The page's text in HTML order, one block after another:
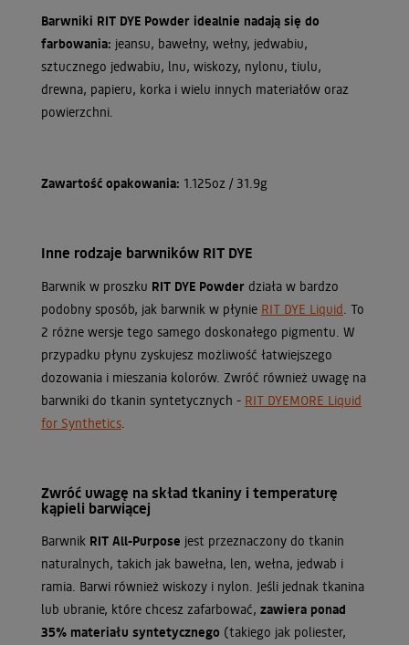
Barwniki RIT DYE Powder idealnie nadają się do
farbowania: jeansu, bawełny, wełny, jedwabiu,
sztucznego jedwabiu, lnu, wiskozy, nylonu, tiulu,
drewna, papieru, korka i wielu innych materiałów oraz
powierzchni.
Zawartość opakowania: 1.125oz / 31.9g
Inne rodzaje barwników RIT DYE
Barwnik w proszku RIT DYE Powder działa w bardzo
podobny sposób, jak barwnik w płynie RIT DYE Liquid . To
2 różne wersje tego samego doskonałego pigmentu. W
przypadku płynu zyskujesz możliwość łatwiejszego
dozowania i mieszania kolorów. Zwróć również uwagę na
barwniki do tkanin syntetycznych - RIT DYEMORE Liquid
for Synthetics
Zwróć uwagę na skład tkaniny i temperaturę
kąpieli barwiącej
Barwnik RIT All-Purpose jest przeznaczony do tkanin
naturalnych, takich jak bawełna, len, wełna, jedwab i
ramia. Barwi również wiskozy i nylon. Jeśli jednak tkanina
lub ubranie, które chcesz zafarbować, zawiera ponad
35% materiału syntetycznego (takiego jak poliester,